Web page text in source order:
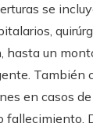
se
hasta un
También
en casos
fallecimiento.